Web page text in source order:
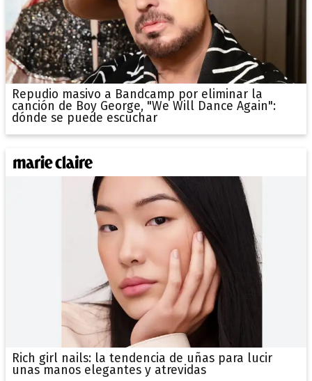
Repudio masivo a Bandcamp por eliminar la
canción de Boy George, "We Will Dance Again":
dónde se puede escuchar
Rich girl nails: la tendencia de uñas para lucir
unas manos elegantes y atrevidas